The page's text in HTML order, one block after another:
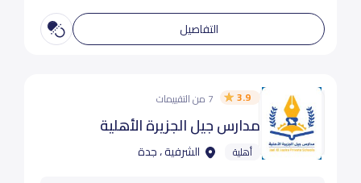
التفاصيل
3.9 7 من التقييمات
مدارس جيل الجزيرة الأهلية
أهلية الشرفية ، جدة